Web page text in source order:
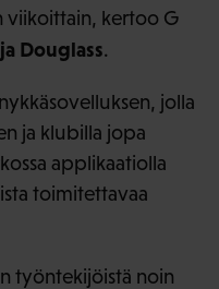
kertoo G
Douglass.
jolla
ja klubilla jopa
applikaatiolla
toimitettavaa
työntekijöistä noin